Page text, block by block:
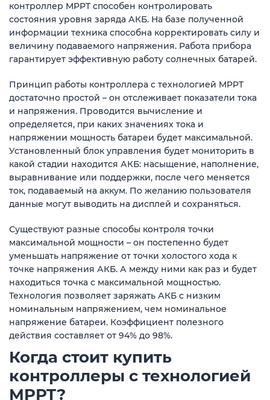
контроллер MPPT способен контролировать
состояния уровня заряда АКБ. На базе полученной
информации техника способна корректировать силу и
величину подаваемого напряжения. Работа прибора
гарантирует эффективную работу солнечных батарей.
Принцип работы контроллера с технологией MPPT
достаточно простой – он отслеживает показатели тока
и напряжения. Проводится вычисление и
определяется, при каких значениях тока и
напряжении мощность батареи будет максимальной.
Установленный блок управления будет мониторить в
какой стадии находится АКБ: насыщение, наполнение,
выравнивание или поддержки, после чего меняется
ток, подаваемый на аккум. По желанию пользователя
данные могут выводить на дисплей и сохраняться.
Существуют разные способы контроля точки
максимальной мощности – он постепенно будет
уменьшать напряжение от точки холостого хода к
точке напряжения АКБ. А между ними как раз и будет
находиться точка с максимальной мощностью.
Технология позволяет заряжать АКБ с низким
номинальным напряжением, чем номинальное
напряжение батареи. Коэффициент полезного
действия составляет от 94% до 98%.
Когда стоит купить
контроллеры с технологией
MPPT?